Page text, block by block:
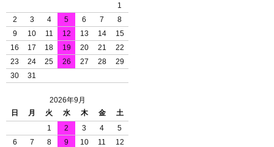
1
2
3 4 5 6 7
8
9
10 11 12 13 14
15
16
17 18 19 20 21
22
23
24 25 26 27 28
29
30
31
2026年9月
日
月 火 水 木 金
土
1
2 3 4
5
6
7 8 9 10 11
12